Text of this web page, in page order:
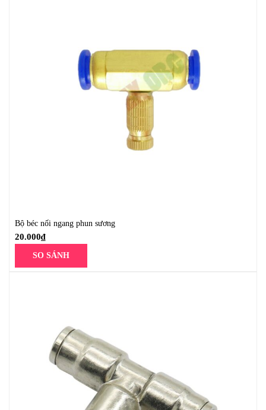
Bộ béc nối ngang phun sương
20.000₫
SO SÁNH